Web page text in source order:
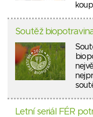
Soutěž
Letní seriál FÉR